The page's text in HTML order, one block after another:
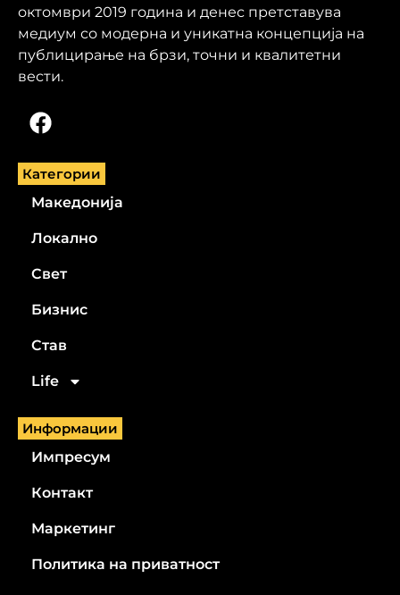
октомври 2019 година и денес претставува
медиум со модерна и уникатна концепција на
публицирање на брзи, точни и квалитетни
вести.
Категории
Македонија
Локално
Свет
Бизнис
Став
Life
Информации
Импресум
Контакт
Маркетинг
Политика на приватност